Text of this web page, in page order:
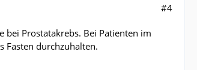
#4
bei Prostatakrebs. Bei Patienten im
Fasten durchzuhalten.